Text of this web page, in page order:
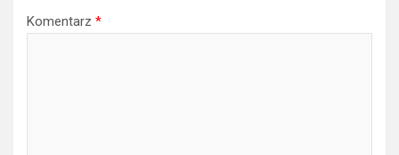
Komentarz *